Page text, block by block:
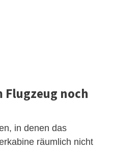
Flugzeug noch
in denen das
räumlich nicht